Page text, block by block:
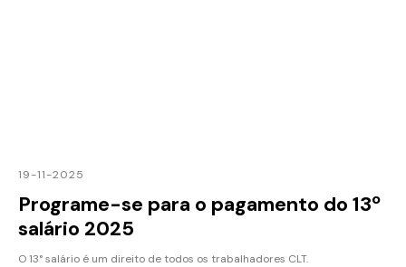
19-11-2025
Programe-se para o pagamento do 13º
salário 2025
O 13° salário é um direito de todos os trabalhadores CLT.